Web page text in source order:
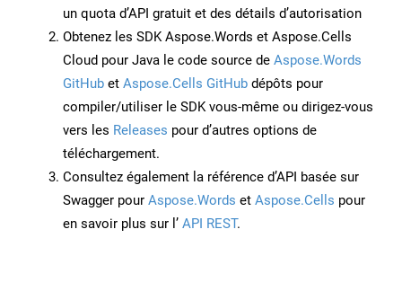
un quota d’API gratuit et des détails d’autorisation
Obtenez les SDK Aspose.Words et Aspose.Cells
Cloud pour Java le code source de Aspose.Words
GitHub et Aspose.Cells GitHub dépôts pour
compiler/utiliser le SDK vous-même ou dirigez-vous
vers les Releases pour d’autres options de
téléchargement.
Consultez également la référence d’API basée sur
Swagger pour Aspose.Words et Aspose.Cells pour
en savoir plus sur l’ API REST.